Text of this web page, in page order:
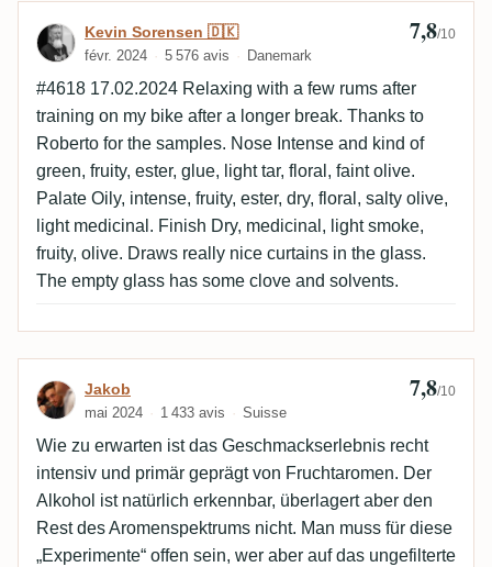
Avis de Kevin Sorensen 🇩🇰
Kevin Sorensen 🇩🇰
févr. 2024 5 576 avis Danemark
7,8/10
#4618 17.02.2024 Relaxing with a few rums after
training on my bike after a longer break. Thanks to
Roberto for the samples. Nose Intense and kind of
green, fruity, ester, glue, light tar, floral, faint olive.
Palate Oily, intense, fruity, ester, dry, floral, salty olive,
light medicinal. Finish Dry, medicinal, light smoke,
fruity, olive. Draws really nice curtains in the glass.
The empty glass has some clove and solvents.
Avis de Jakob
Jakob
mai 2024 1 433 avis Suisse
7,8/10
Wie zu erwarten ist das Geschmackserlebnis recht
intensiv und primär geprägt von Fruchtaromen. Der
Alkohol ist natürlich erkennbar, überlagert aber den
Rest des Aromenspektrums nicht. Man muss für diese
„Experimente“ offen sein, wer aber auf das ungefilterte